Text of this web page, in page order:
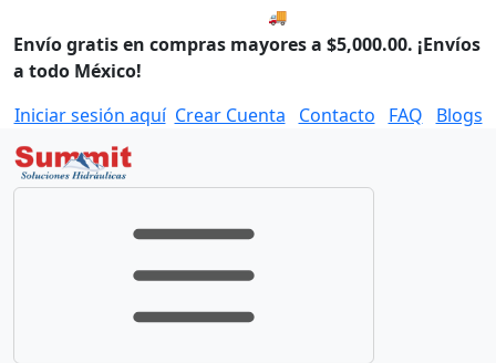
🚚 Envío el Lunes, 10 de
Envío gratis en compras mayores a $5,000.00. ¡Envíos
a todo México!
Iniciar sesión aquí Crear Cuenta Contacto FAQ Blogs